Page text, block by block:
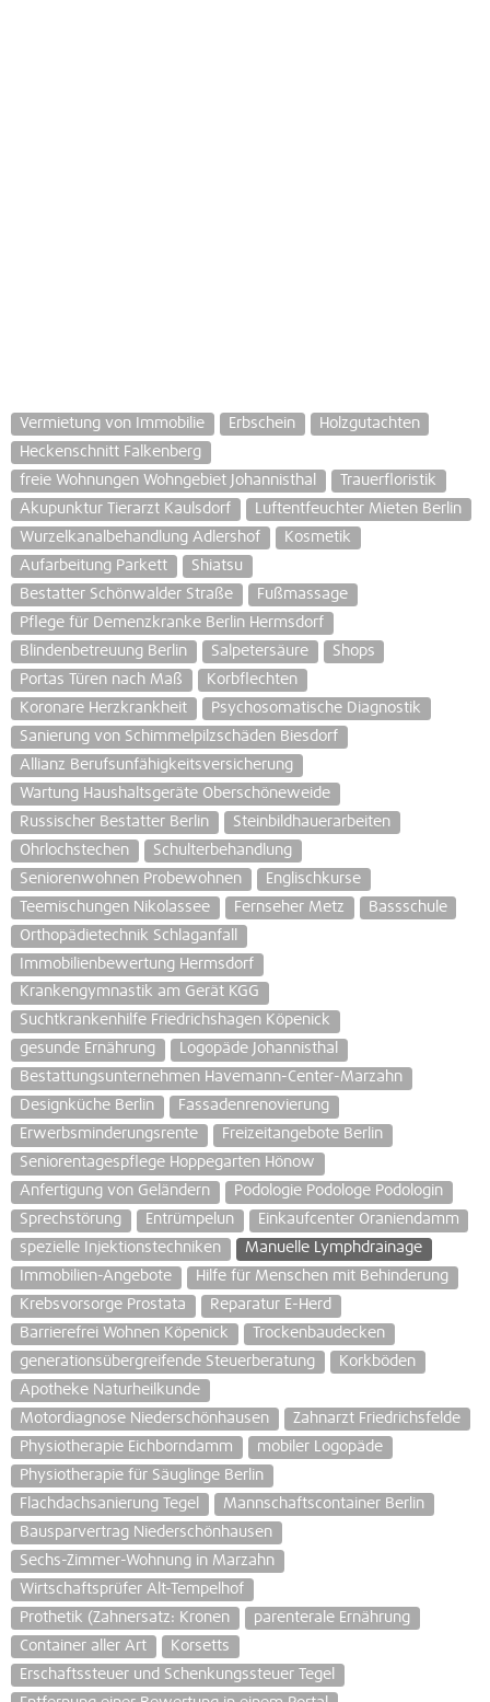
Vermietung von Immobilie Erbschein
Holzgutachten
Heckenschnitt Falkenberg
freie Wohnungen Wohngebiet Johannisthal
Trauerfloristik
Akupunktur Tierarzt Kaulsdorf
Luftentfeuchter Mieten Berlin
Wurzelkanalbehandlung Adlershof
Kosmetik
Aufarbeitung Parkett
Shiatsu
Bestatter Schönwalder Straße
Fußmassage
Pflege für Demenzkranke Berlin Hermsdorf
Blindenbetreuung Berlin
Salpetersäure
Shops
Portas Türen nach Maß
Korbflechten
Koronare Herzkrankheit
Psychosomatische Diagnostik
Sanierung von Schimmelpilzschäden Biesdorf
Allianz Berufsunfähigkeitsversicherung
Wartung Haushaltsgeräte Oberschöneweide
Russischer Bestatter Berlin
Steinbildhauerarbeiten
Ohrlochstechen
Schulterbehandlung
Seniorenwohnen Probewohnen
Englischkurse
Teemischungen Nikolassee
Fernseher Metz
Bassschule
Orthopädietechnik Schlaganfall
Immobilienbewertung Hermsdorf
Krankengymnastik am Gerät KGG
Suchtkrankenhilfe Friedrichshagen Köpenick
gesunde Ernährung
Logopäde Johannisthal
Bestattungsunternehmen Havemann-Center-Marzahn
Designküche Berlin
Fassadenrenovierung
Erwerbsminderungsrente
Freizeitangebote Berlin
Seniorentagespflege Hoppegarten Hönow
Anfertigung von Geländern
Podologie Podologe Podologin
Sprechstörung
Entrümpelun
Einkaufcenter Oraniendamm
spezielle Injektionstechniken
Manuelle Lymphdrainage
Immobilien-Angebote
Hilfe für Menschen mit Behinderung
Krebsvorsorge Prostata
Reparatur E-Herd
Barrierefrei Wohnen Köpenick
Trockenbaudecken
generationsübergreifende Steuerberatung
Korkböden
Apotheke Naturheilkunde
Motordiagnose Niederschönhausen
Zahnarzt Friedrichsfelde
Physiotherapie Eichborndamm
mobiler Logopäde
Physiotherapie für Säuglinge Berlin
Flachdachsanierung Tegel
Mannschaftscontainer Berlin
Bausparvertrag Niederschönhausen
Sechs-Zimmer-Wohnung in Marzahn
Wirtschaftsprüfer Alt-Tempelhof
Prothetik (Zahnersatz: Kronen
parenterale Ernährung
Container aller Art
Korsetts
Erschaftssteuer und Schenkungssteuer Tegel